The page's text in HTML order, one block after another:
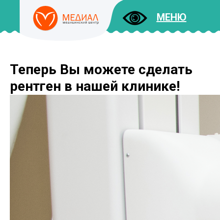
МЕНЮ
ДОКУМЕНТЫ
Теперь Вы можете сделать
рентген в нашей клинике!